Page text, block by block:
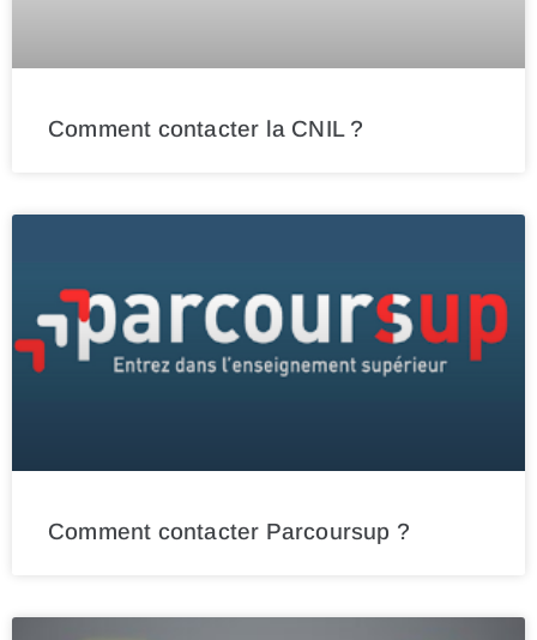
Comment contacter la CNIL ?
Comment contacter Parcoursup ?